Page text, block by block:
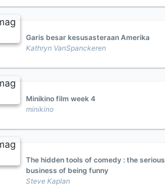
Garis besar kesusasteraan Amerika
Kathryn VanSpanckeren
Minikino film week 4
minikino
The hidden tools of comedy : the serious
business of being funny
Steve Kaplan